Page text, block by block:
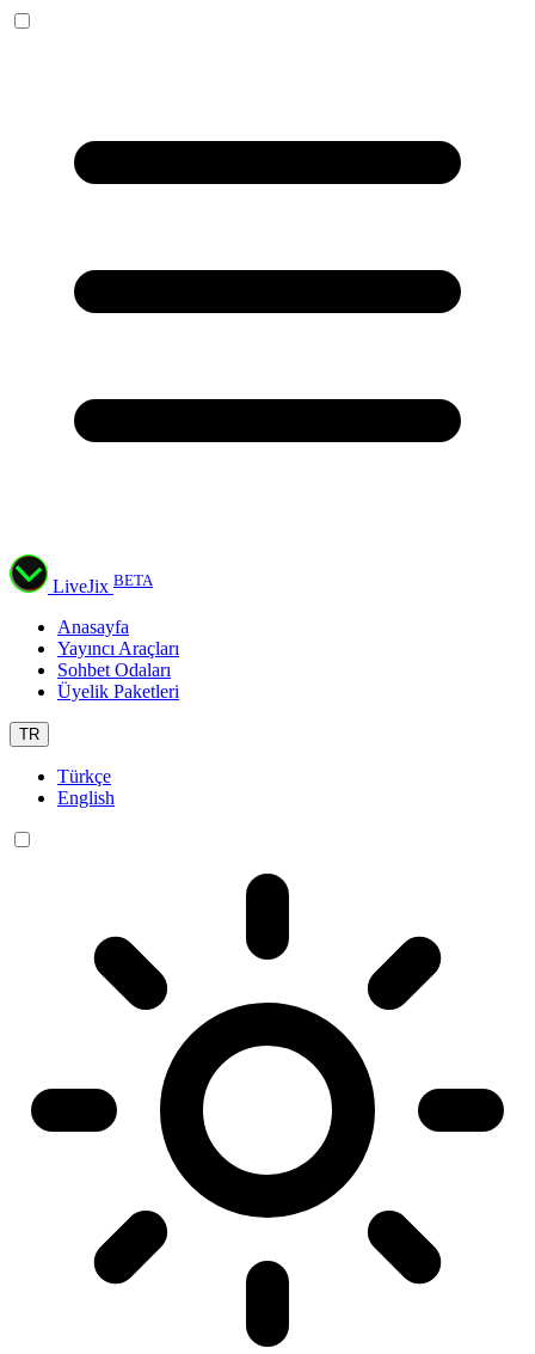
LiveJix BETA
Anasayfa
Yayıncı Araçları
Sohbet Odaları
Üyelik Paketleri
TR
Türkçe
English